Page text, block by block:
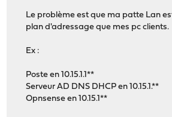
Le problème est que ma patte Lan
plan d'adressage que mes pc clients.
Ex :
Poste en 10.15.1.1**
Serveur AD DNS DHCP en 10.15.1.**
Opnsense en 10.15.1**